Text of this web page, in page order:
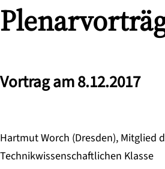
Vortrag am 8.12.2017
Hartmut Worch (Dresden), Mitglied
Technikwissenschaftlichen Klasse